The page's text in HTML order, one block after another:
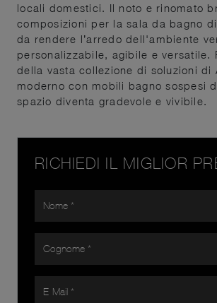
locali domestici. Il noto e rinomato
composizioni per la sala da bagno
da rendere l’arredo dell'ambiente
personalizzabile, agibile e versatile.
della vasta collezione di soluzioni di
moderno con mobili bagno sospesi
spazio diventa gradevole e vivibile.
RICHIEDI IL MIGLIOR